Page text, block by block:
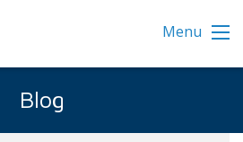
Menu
Blog